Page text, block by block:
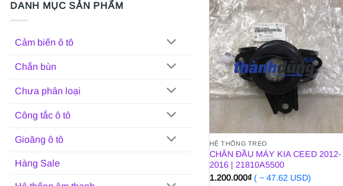
DANH MỤC SẢN PHẨM
Cảm biến ô tô
Chắn bùn
Chưa phân loại
Công tắc ô tô
Gioăng ô tô
Hàng Sale
HỆ THỐNG TREO
CHÂN ĐẦU MÁY KIA CEED 2012-
2016 | 21810A5500
1.200.000₫ ( ~ 47.62 USD)